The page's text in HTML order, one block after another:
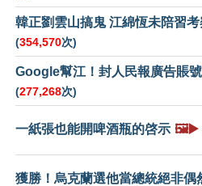
韓正劉雲山搞鬼 江綿恆未陪習
(354,570次)
Google幫江！封人民報廣告賬
(277,268次)
一紙張也能開啤酒瓶的啓示 🖼️▶️
獲勝！烏克蘭選他當總統絕非偶